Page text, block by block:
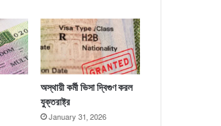
অস্থায়ী কর্মী ভিসা দ্বিগুণ করল
যুক্তরাষ্ট্র
January 31, 2026